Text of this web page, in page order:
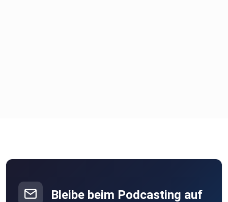
Bleibe beim Podcasting auf